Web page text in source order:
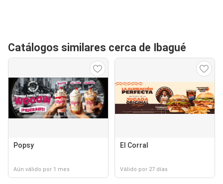
Catálogos similares cerca de Ibagué
Popsy
Aún válido por 1 mes
El Corral
Válido por 27 días